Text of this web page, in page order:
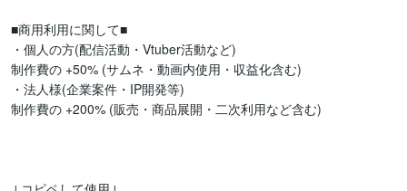
■商用利用に関して■
・個人の方(配信活動・Vtuber活動など)
制作費の +50% (サムネ・動画内使用・収益化含む)
・法人様(企業案件・IP開発等)
制作費の +200% (販売・商品展開・二次利用など含む)